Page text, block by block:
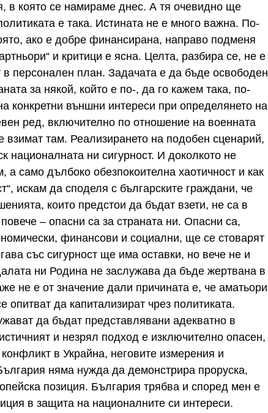
в която се намираме днес. А тя очевидно ще
е така. Истината не е много важна. По-
ако е добре финансирана, направо подменя
и критици е ясна. Целта, разбира се, не е
в персонален план. Задачата е да бъде освободен
за някой, който е по-, да го кажем така, по-
конкретни външни интереси при определянето на
ред, включително по отношение на военната
там. Реализирането на подобен сценарий,
националната ни сигурност. И доколкото не
а само дълбоко обезпокоителна хаотичност и как
искам да споделя с българските граждани, че
които предстои да бъдат взети, не са в
– опасни са за страната ни. Опасни са,
финансови и социални, ще се стоварят
със сигурност ще има оставки, но вече не и
ни Родина не заслужава да бъде жертвана в
не е от значение дали причината е, че аматьори
опитват да капитализират чрез политиката.
да бъдат представлявани адекватно в
и незрял подход е изключително опасен,
в Украйна, неговите измерения и
няма нужда да демонстрира проруска,
позиция. България трябва и според мен е
в защита на националните си интереси.